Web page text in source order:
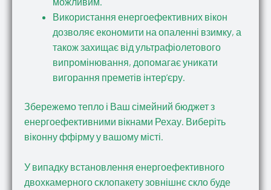
Використання енергоефективних вікон
дозволяє економити на опаленні взимку, а
також захищає від ультрафіолетового
випромінювання, допомагає уникати
вигорання преметів інтер’єру.
Збережемо тепло і Ваш сімейний бюджет з
енергоефективними вікнами Рехау. Виберіть
віконну ффірму у вашому місті.
У випадку встановлення енергоефективного
двохкамерного склопакету зовнішнє скло буде